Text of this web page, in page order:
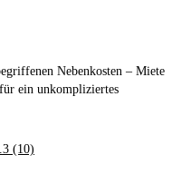
Nebenkosten – Miete
ein unkompliziertes
(10)